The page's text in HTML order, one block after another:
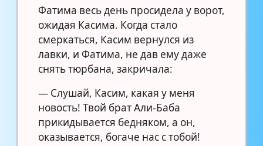
Фатима весь день просидела у ворот,
ожидая Касима. Когда стало
смеркаться, Касим вернулся из
лавки, и Фатима, не дав ему даже
снять тюрбана, закричала:
— Слушай, Касим, какая у меня
новость! Твой брат Али-Баба
прикидывается бедняком, а он,
оказывается, богаче нас с тобой!